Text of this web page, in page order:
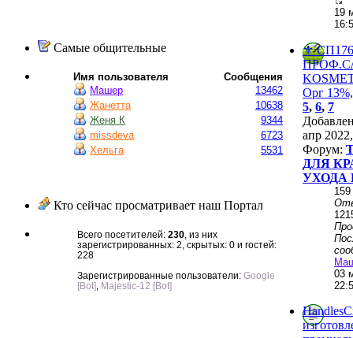
Самые общительные
Имя пользователя
Сообщения
Машер
13462
Жанетта
10638
Женя К
9344
missdeva
6723
Хельга
5531
Кто сейчас просматривает наш Портал
Всего посетителей: 230 , из них
зарегистрированных: 2, скрытых: 0 и гостей:
228
Зарегистрированные пользователи: Google
[Bot]
Majestic-12 [Bot]
19
⚜️
Орг
5, 6, 7
апр
Форум:
ДЛЯ
УХОДА
159
03